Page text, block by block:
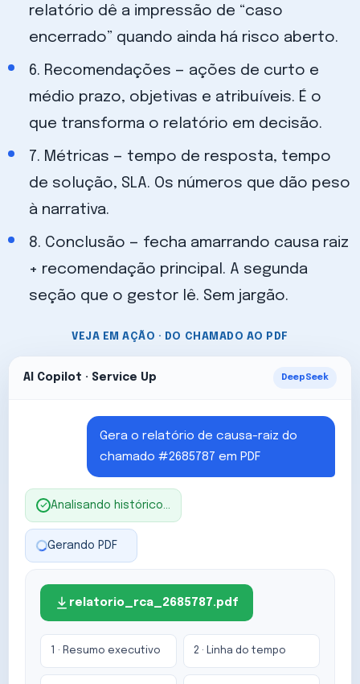
relatório dê a impressão de “caso
encerrado” quando ainda há risco aberto.
6. Recomendações — ações de curto e
médio prazo, objetivas e atribuíveis. É o
que transforma o relatório em decisão.
7. Métricas — tempo de resposta, tempo
de solução, SLA. Os números que dão peso
à narrativa.
8. Conclusão — fecha amarrando causa raiz
+ recomendação principal. A segunda
seção que o gestor lê. Sem jargão.
VEJA EM AÇÃO · DO CHAMADO AO PDF
AI Copilot · Service Up DeepSeek
Gera o relatório de causa-raiz do
chamado #2685787 em PDF
Analisando histórico…
Gerando PDF
relatorio_rca_2685787.pdf
1 · Resumo executivo 2 · Linha do tempo